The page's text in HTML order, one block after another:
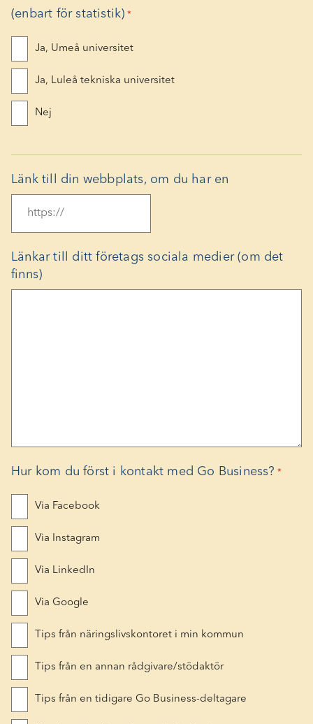
(enbart för statistik) *
Du kan kryssa för flera alternativ.
Ja, Umeå universitet
Ja, Luleå tekniska universitet
Nej
Länk till din webbplats, om du har en
Länkar till ditt företags sociala medier (om det
finns)
Hur kom du först i kontakt med Go Business? *
Du kan kryssa för flera alternativ.
Via Facebook
Via Instagram
Via LinkedIn
Via Google
Tips från näringslivskontoret i min kommun
Tips från en annan rådgivare/stödaktör
Tips från en tidigare Go Business-deltagare